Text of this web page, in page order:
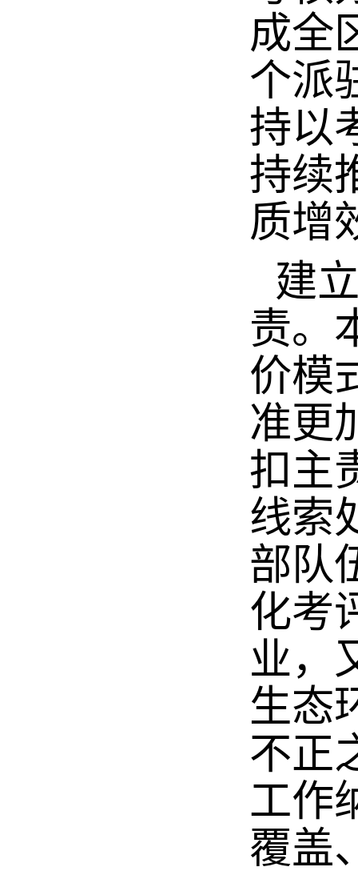
成全
个派
持以
持续
质增
建
责。
价模
准更
扣主
线索
部队
化考
业，
生态
不正
工作
覆盖